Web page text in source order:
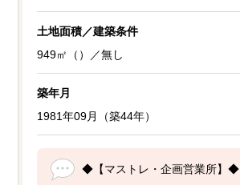
土地面積／建築条件
949㎡（）／無し
築年月
1981年09月（築44年）
◆【マストレ・企画営業所】◆